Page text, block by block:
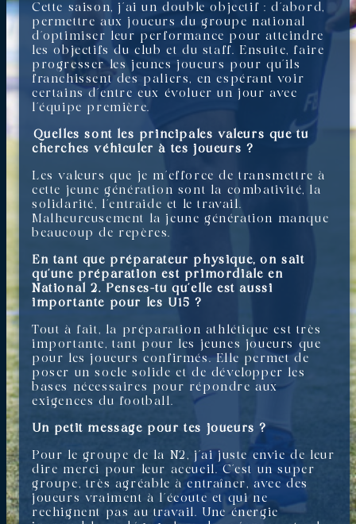
Cette saison, j’ai un double objectif : d’abord,
permettre aux joueurs du groupe national
d’optimiser leur performance pour atteindre
les objectifs du club et du staff. Ensuite, faire
progresser les jeunes joueurs pour qu’ils
franchissent des paliers, en espérant voir
certains d’entre eux évoluer un jour avec
l’équipe première.
⁠Quelles sont les principales valeurs que tu
cherches véhiculer à tes joueurs ?
Les valeurs que je m’efforce de transmettre à
cette jeune génération sont la combativité, la
solidarité, l’entraide et le travail.
Malheureusement la jeune génération manque
beaucoup de repères.
En tant que préparateur physique, on sait
qu’une préparation est primordiale en
National 2. Penses-tu qu’elle est aussi
importante pour les U15 ?
Tout à fait, la préparation athlétique est très
importante, tant pour les jeunes joueurs que
pour les joueurs confirmés. Elle permet de
poser un socle solide et de développer les
bases nécessaires pour répondre aux
exigences du football.
Un petit message pour tes joueurs ?
Pour le groupe de la N2, j’ai juste envie de leur
dire merci pour leur accueil. C’est un super
groupe, très agréable à entraîner, avec des
joueurs vraiment à l’écoute et qui ne
rechignent pas au travail. Une énergie